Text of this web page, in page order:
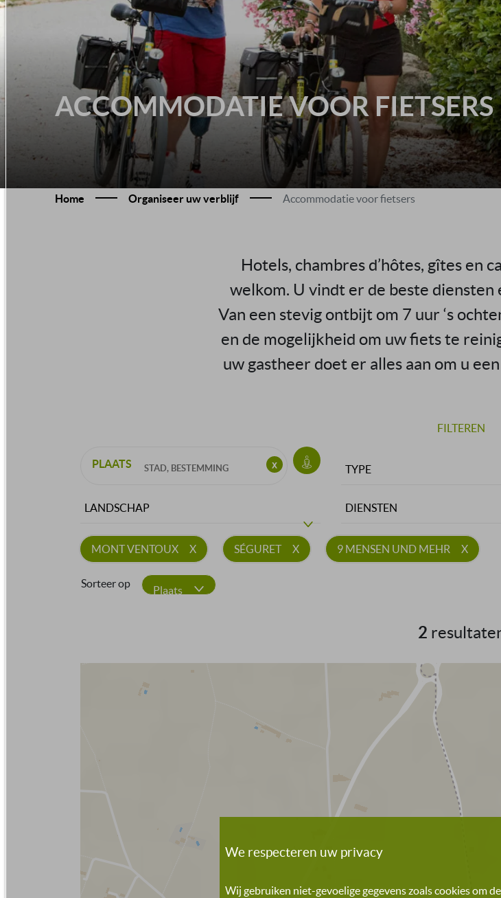
ACCOMMODATIE VOOR
Home Organiseer uw verblijf Accommodatie voor fietsers
Hotels, chambres d’hôtes, gîtes en
welkom. U vindt er de beste
Van een stevig ontbijt om 7 uur ‘s
en de mogelijkheid om uw fiets te
uw gastheer doet er alles aan om u
FILTEREN
PLAATS TYPE
LANDSCHAP DIENSTEN
MONT VENTOUX SÉGURET 9 MENSEN UND MEHR
Sorteer op
Plaats
2
We respecteren uw privacy
Wij gebruiken niet-gevoelige gegevens zoals cookies om